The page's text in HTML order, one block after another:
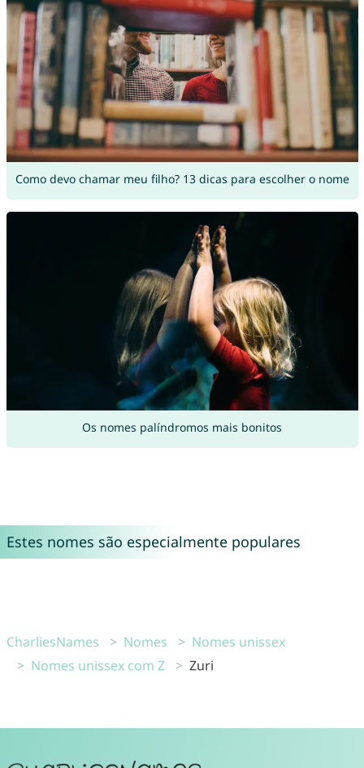
Como devo chamar meu filho? 13 dicas para escolher o nome
Os nomes palíndromos mais bonitos
Estes nomes são especialmente populares
CharliesNames Nomes
Nomes unissex
Nomes unissex com Z
Zuri